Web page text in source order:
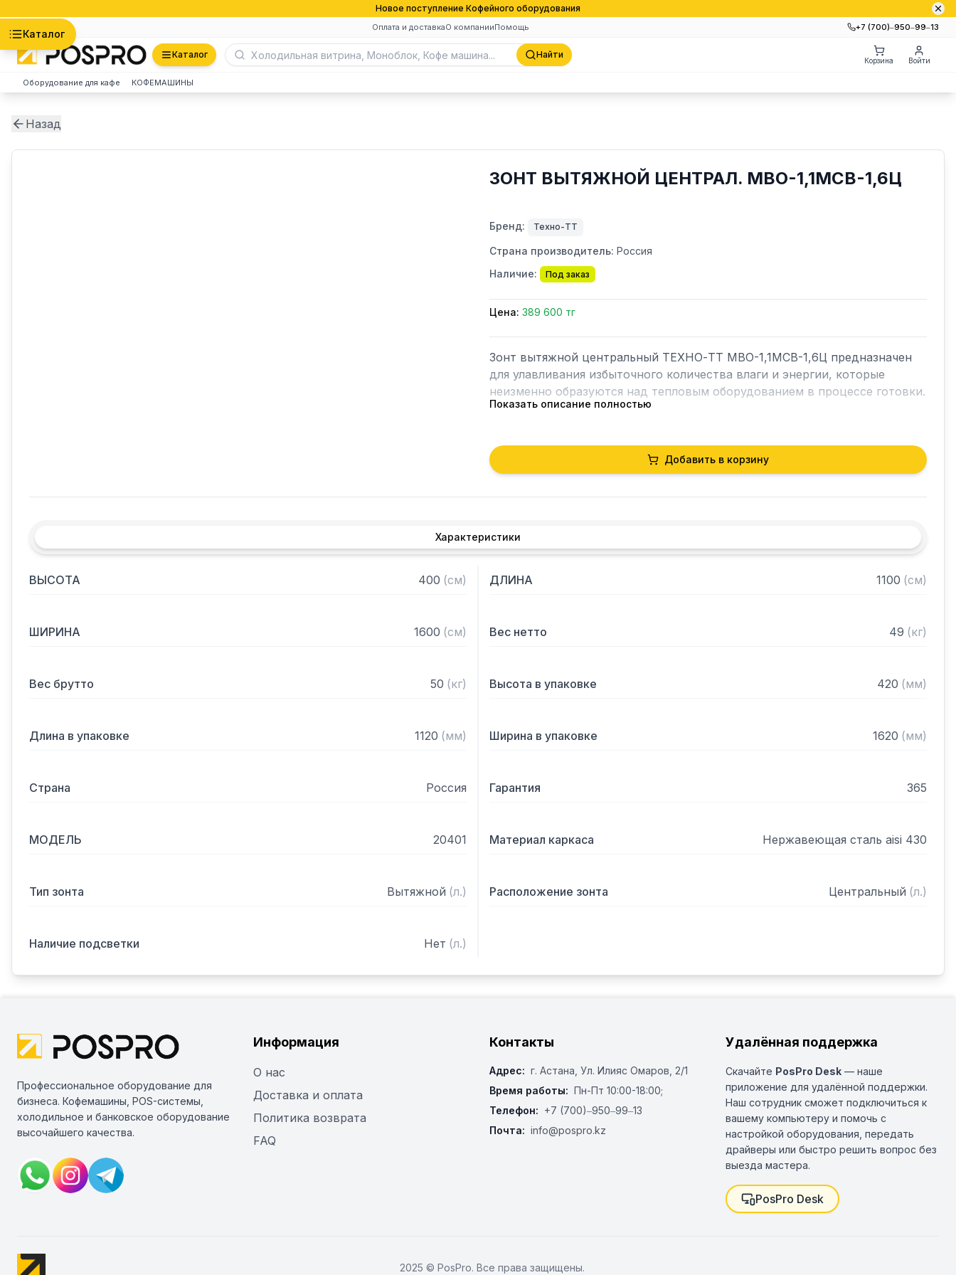
Новое поступление Кофейного оборудования
Оплата и доставкаО компанииПомощь +7 (700)‒950‒99‒13
Каталог
Каталог Найти
Корзина Войти
Оборудование для кафе КОФЕМАШИНЫ
Назад
ЗОНТ ВЫТЯЖНОЙ ЦЕНТРАЛ. МВО-1,1МСВ-1,6Ц
Бренд: Техно-ТТ
Страна производитель: Россия
Наличие:
Под заказ
Цена: 389 600 тг
Зонт вытяжной центральный ТЕХНО-ТТ МВО-1,1МСВ-1,6Ц предназначен
для улавливания избыточного количества влаги и энергии, которые
неизменно образуются над тепловым оборудованием в процессе готовки.
которые в противном случае оседали бы на предметах мебели и кухонной
утвари. Поэтому это оборудование формирует микроклимат в помещении
и защищает сотрудников горячего цеха.
— Вытяжной центральный
— Материал: нержавеющая сталь AISI 430 толщиной 0,8мм
Показать описание полностью
Добавить в корзину
Характеристики
ВЫСОТА 400 (см) ДЛИНА 1100 (см)
ШИРИНА 1600 (см) Вес нетто 49 (кг)
Вес брутто 50 (кг) Высота в упаковке 420 (мм)
Длина в упаковке 1120 (мм) Ширина в упаковке 1620 (мм)
Страна Россия Гарантия 365
МОДЕЛЬ 20401 Материал каркаса Нержавеющая сталь aisi 430
Тип зонта Вытяжной (л.) Расположение зонта Центральный (л.)
Наличие подсветки Нет (л.)
Профессиональное оборудование для
бизнеса. Кофемашины, POS-системы,
холодильное и банковское оборудование
высочайшего качества.
Информация
О нас
Доставка и оплата
Политика возврата
FAQ
Контакты
Адрес: г. Астана, ​Ул. Илияс Омаров, 2/1
Время работы: Пн-Пт 10:00-18:00;
Телефон: +7 (700)‒950‒99‒13
Почта: info@pospro.kz
Удалённая поддержка
Скачайте PosPro Desk — наше
приложение для удалённой поддержки.
Наш сотрудник сможет подключиться к
вашему компьютеру и помочь с
настройкой оборудования, передать
драйверы или быстро решить вопрос без
выезда мастера.
PosPro Desk
2025 © PosPro. Все права защищены.